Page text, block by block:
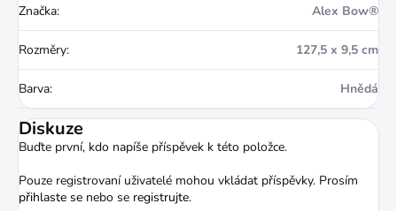
Značka: Alex Bow®
Rozměry: 127,5 x 9,5 cm
Barva: Hnědá
Diskuze
Buďte první, kdo napíše příspěvek k této položce.
Pouze registrovaní uživatelé mohou vkládat příspěvky. Prosím
přihlaste se nebo se registrujte.